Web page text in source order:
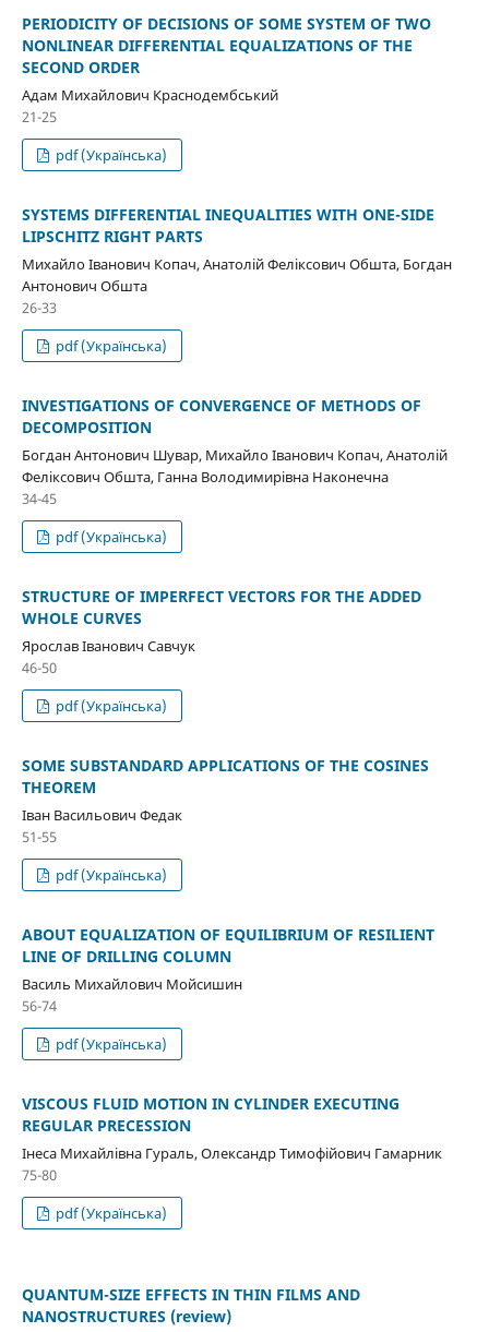
PERIODICITY OF DECISIONS OF SOME SYSTEM OF TWO
NONLINEAR DIFFERENTIAL EQUALIZATIONS OF THE
SECOND ORDER
Адам Михайлович Краснодембський
21-25
pdf (Українська)
SYSTEMS DIFFERENTIAL INEQUALITIES WITH ONE-SIDE
LIPSCHITZ RIGHT PARTS
Михайло Іванович Копач, Анатолій Феліксович Обшта, Богдан
Антонович Обшта
26-33
pdf (Українська)
INVESTIGATIONS OF CONVERGENCE OF METHODS OF
DECOMPOSITION
Богдан Антонович Шувар, Михайло Іванович Копач, Анатолій
Феліксович Обшта, Ганна Володимирівна Наконечна
34-45
pdf (Українська)
STRUCTURE OF IMPERFECT VECTORS FOR THE ADDED
WHOLE CURVES
Ярослав Іванович Савчук
46-50
pdf (Українська)
SOME SUBSTANDARD APPLICATIONS OF THE COSINES
THEOREM
Іван Васильович Федак
51-55
pdf (Українська)
ABOUT EQUALIZATION OF EQUILIBRIUM OF RESILIENT
LINE OF DRILLING COLUMN
Василь Михайлович Мойсишин
56-74
pdf (Українська)
VISCOUS FLUID MOTION IN CYLINDER EXECUTING
REGULAR PRECESSION
Інеса Михайлівна Гураль, Олександр Тимофійович Гамарник
75-80
pdf (Українська)
QUANTUM-SIZE EFFECTS IN THIN FILMS AND
NANOSTRUCTURES (review)